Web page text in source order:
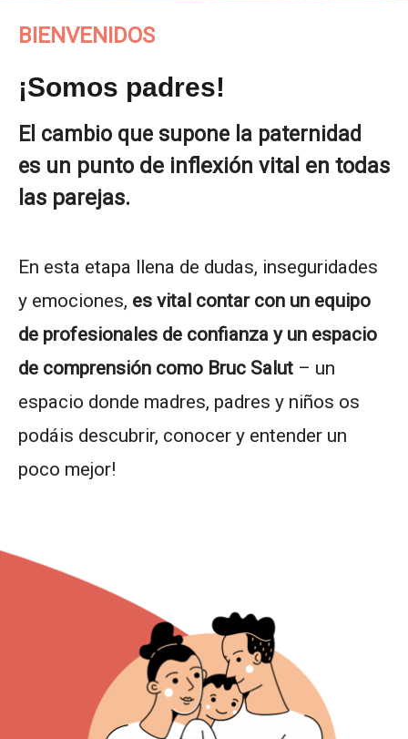
BIENVENIDOS
¡Somos padres!
El cambio que supone la paternidad
es un punto de inflexión vital en todas
las parejas.
En esta etapa llena de dudas, inseguridades
y emociones, es vital contar con un equipo
de profesionales de confianza y un espacio
de comprensión como Bruc Salut – un
espacio donde madres, padres y niños os
podáis descubrir, conocer y entender un
poco mejor!